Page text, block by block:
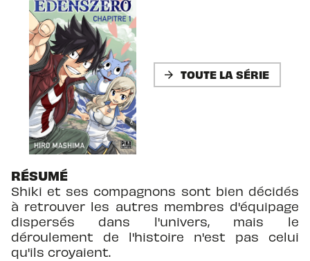
arrow_forward TOUTE LA SÉRIE
RÉSUMÉ
Shiki et ses compagnons sont bien décidés
à retrouver les autres membres d'équipage
dispersés dans l'univers, mais le
déroulement de l'histoire n'est pas celui
qu'ils croyaient.